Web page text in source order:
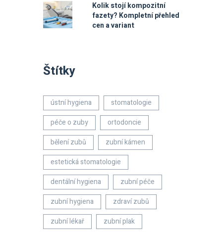
Kolik stojí kompozitní
fazety? Kompletní přehled
cen a variant
Štítky
ústní hygiena
stomatologie
péče o zuby
ortodoncie
bělení zubů
zubní kámen
estetická stomatologie
dentální hygiena
zubní péče
zubní hygiena
zdraví zubů
zubní lékař
zubní plak